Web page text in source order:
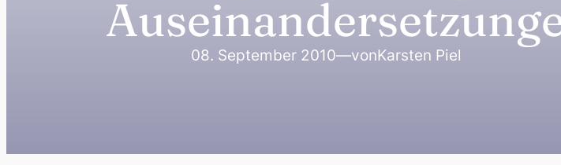
08. September 2010—vonKarsten Piel